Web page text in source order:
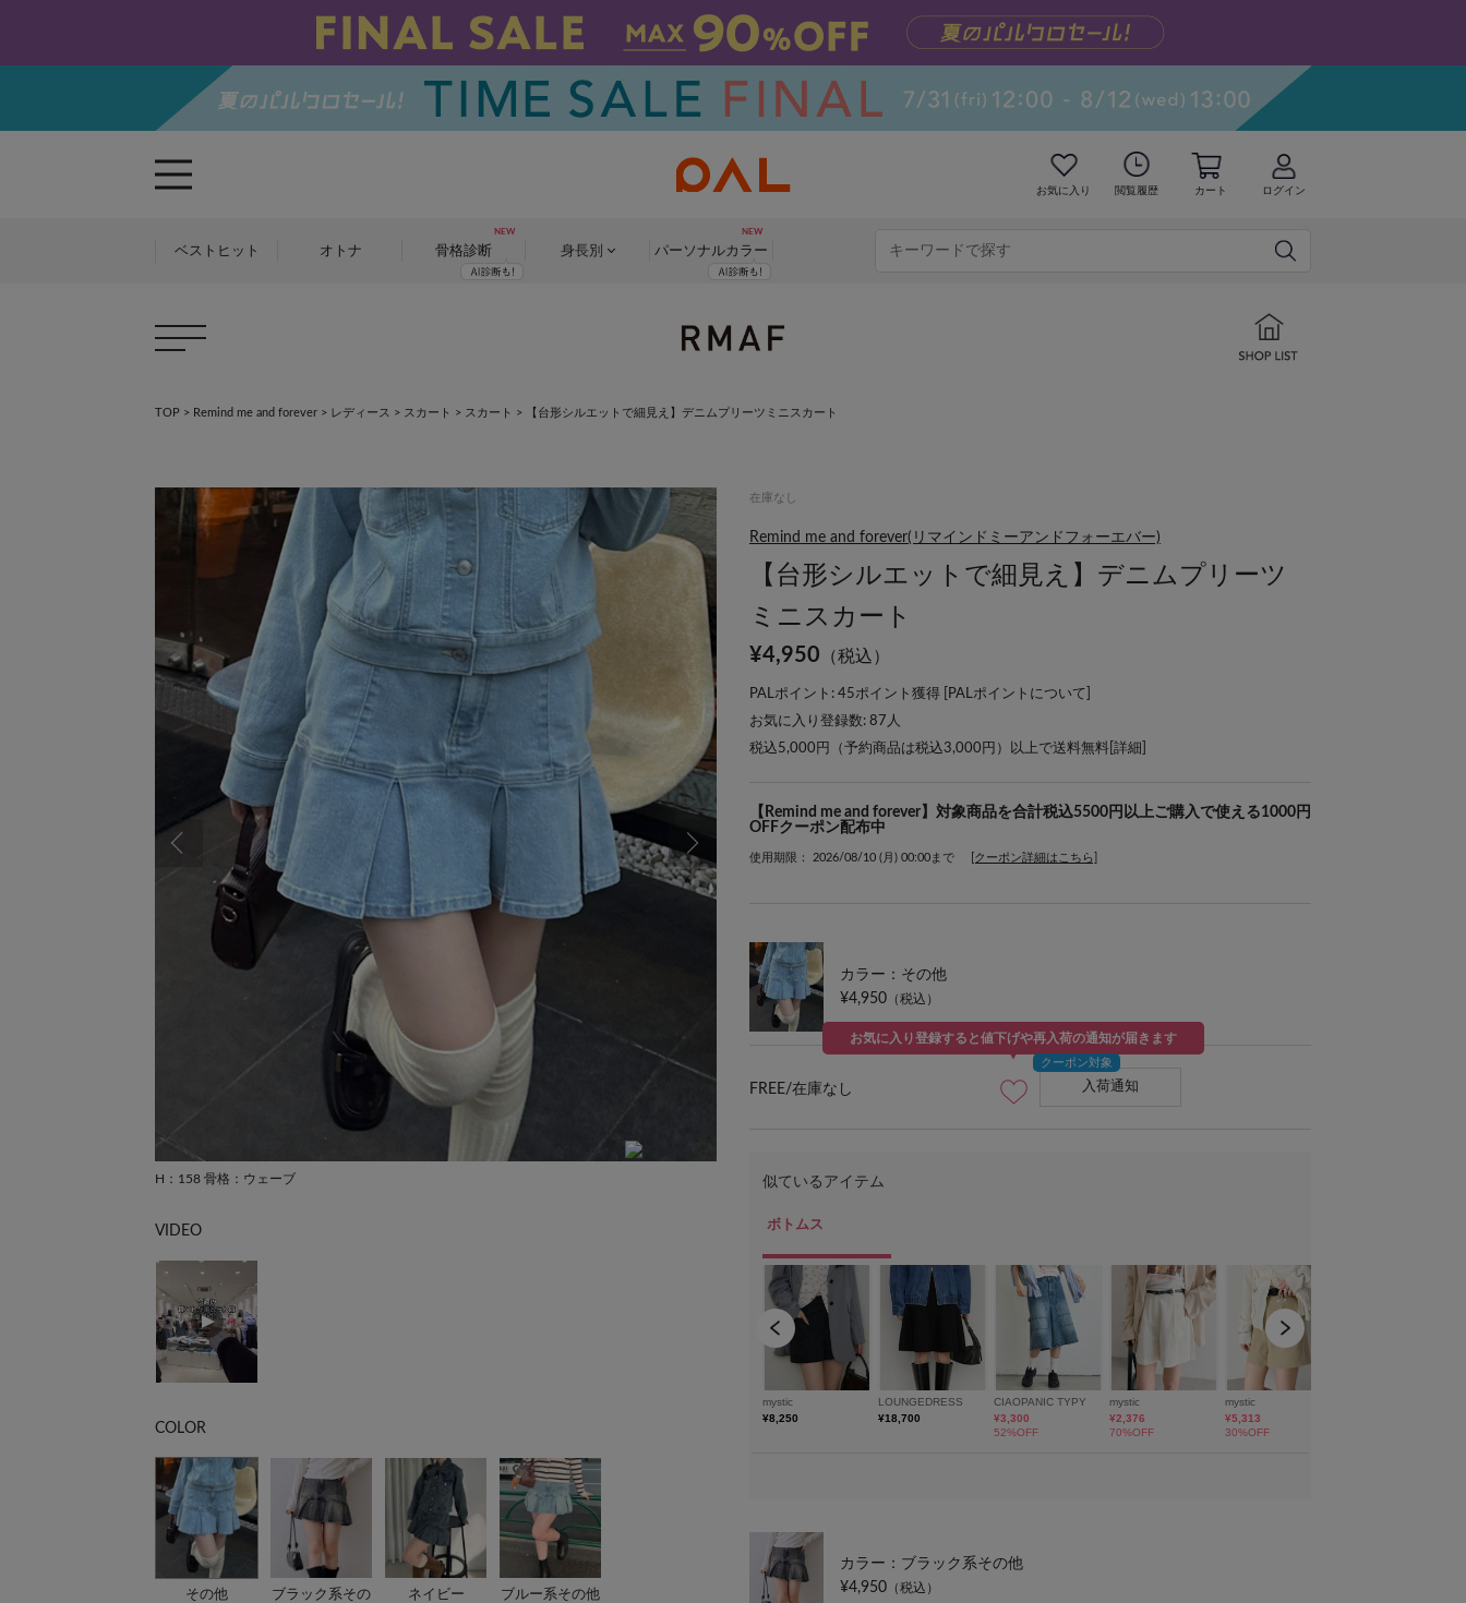
お気に入り 閲覧履歴 カート ログイン
ベストヒット オトナ 骨格診断 身長別 パーソナルカラー
TOP > Remind me and forever > レディース > スカート > スカート > 【台形シルエットで細見え】デニムプリーツミニスカート
H：158 骨格：ウェーブ
VIDEO
COLOR
その他
ブラック系その
ネイビー ブルー系その他
在庫なし
Remind me and forever(リマインドミーアンドフォーエバー)
【台形シルエットで細見え】デニムプリーツ
ミニスカート
¥4,950 （税込）
PALポイント: 45ポイント獲得 [ PALポイントについて
お気に入り登録数: 87 人
税込5,000円（予約商品は税込3,000円）以上で送料無料[ 詳細
【Remind me and forever】対象商品を合計税込5500円以上ご購入で使える1000円
OFFクーポン配布中
使用期限： 2026/08/10 (月) 00:00まで [クーポン詳細はこちら]
カラー：その他
¥4,950 （税込）
FREE/在庫なし
お気に入り登録すると値下げや再入荷の通知が届きます
入荷通知
カラー：ブラック系その他
¥4,950 （税込）